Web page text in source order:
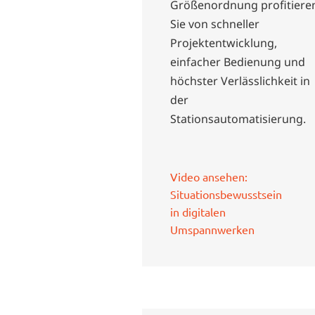
Größenordnung
Sie von schneller
Projektentwicklung,
einfacher Bedienung und
höchster Verlässlichkeit in
der
Stationsautomatisierung.
Video ansehen:
Situationsbewusstsein
in digitalen
Umspannwerken